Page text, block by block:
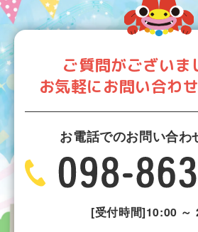
ご質問がございま
お気軽にお問い合わ
お電話でのお問い合わ
[受付時間]10:00 ～